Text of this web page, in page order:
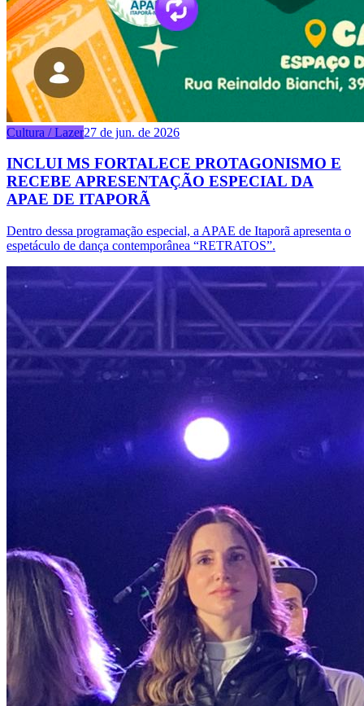
Cultura / Lazer27 de jun. de 2026
INCLUI MS FORTALECE PROTAGONISMO E
RECEBE APRESENTAÇÃO ESPECIAL DA
APAE DE ITAPORÃ
Dentro dessa programação especial, a APAE de Itaporã apresenta o
espetáculo de dança contemporânea “RETRATOS”.